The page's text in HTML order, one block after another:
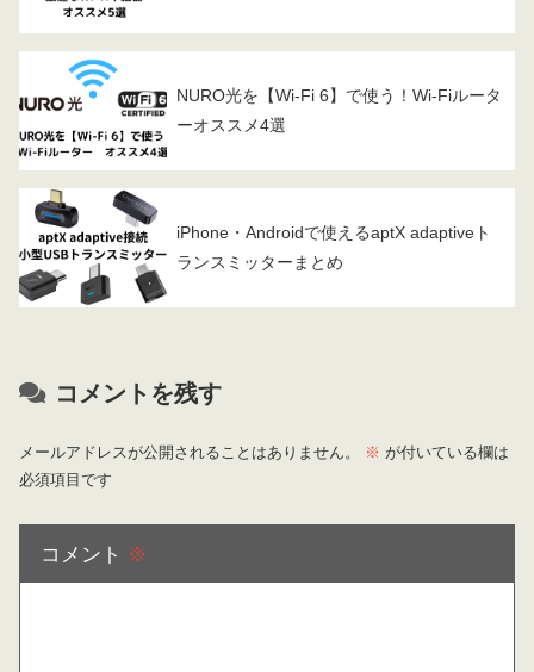
NURO光を【Wi-Fi 6】で使う！Wi-Fiルータ
ーオススメ4選
iPhone・Androidで使えるaptX adaptiveト
ランスミッターまとめ
コメントを残す
メールアドレスが公開されることはありません。 ※ が付いている欄は
必須項目です
コメント ※